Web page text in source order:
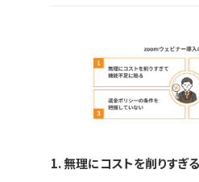
1. 無理にコストを削りすぎ